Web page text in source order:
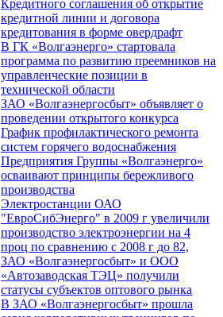
Кредитного соглашения об открытие
кредитной линии и договора
кредитования в форме овердрафт
В ГК «Волгаэнерго» стартовала
программа по развитию преемников на
управленческие позиции в
технической области
ЗАО «Волгаэнергосбыт» объявляет о
проведении открытого конкурса
График профилактического ремонта
систем горячего водоснабжения
Предприятия Группы «Волгаэнерго»
осваивают принципы бережливого
производства
Электростанции ОАО
"ЕвроСибЭнерго" в 2009 г увеличили
производство электроэнергии на 4
проц по сравнению с 2008 г до 82,
ЗАО «Волгаэнергосбыт» и ООО
«Автозаводская ТЭЦ» получили
статусы субъектов оптового рынка
В ЗАО «Волгаэнергосбыт» прошла